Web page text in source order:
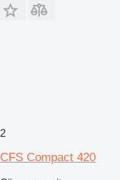
2
CFS Compact 420